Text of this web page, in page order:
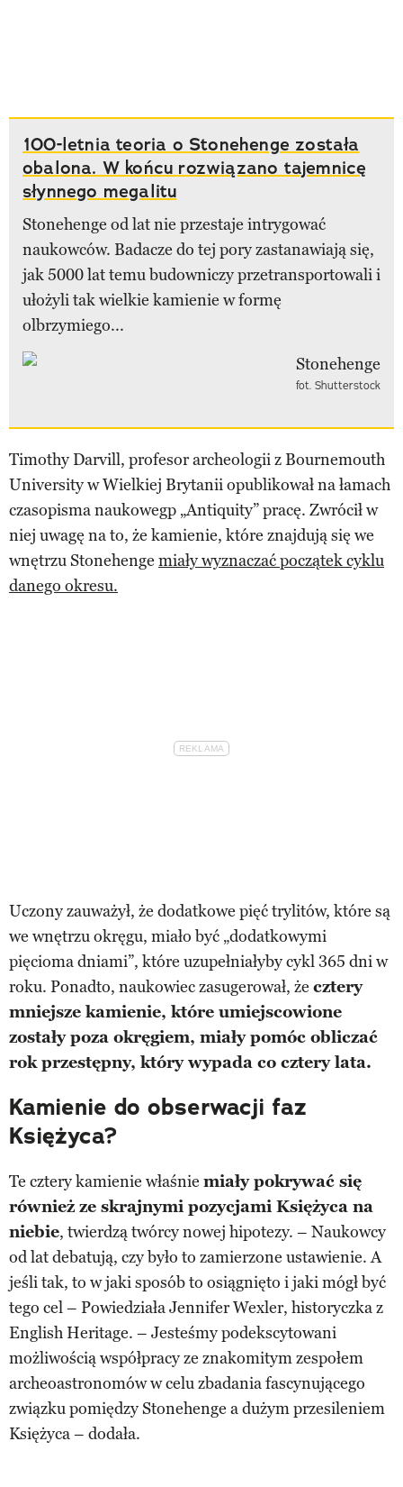
100-letnia teoria o Stonehenge została
obalona. W końcu rozwiązano tajemnicę
słynnego megalitu
Stonehenge od lat nie przestaje intrygować
naukowców. Badacze do tej pory zastanawiają się,
jak 5000 lat temu budowniczy przetransportowali i
ułożyli tak wielkie kamienie w formę
olbrzymiego...
fot. Shutterstock
Timothy Darvill, profesor archeologii z Bournemouth
University w Wielkiej Brytanii opublikował na łamach
czasopisma naukowegp „Antiquity” pracę. Zwrócił w
niej uwagę na to, że kamienie, które znajdują się we
wnętrzu Stonehenge miały wyznaczać początek cyklu
danego okresu.
Uczony zauważył, że dodatkowe pięć trylitów, które są
we wnętrzu okręgu, miało być „dodatkowymi
pięcioma dniami”, które uzupełniałyby cykl 365 dni w
roku. Ponadto, naukowiec zasugerował, że cztery
mniejsze kamienie, które umiejscowione
zostały poza okręgiem, miały pomóc obliczać
rok przestępny, który wypada co cztery lata.
Kamienie do obserwacji faz
Księżyca?
Te cztery kamienie właśnie miały pokrywać się
również ze skrajnymi pozycjami Księżyca na
niebie, twierdzą twórcy nowej hipotezy. – Naukowcy
od lat debatują, czy było to zamierzone ustawienie. A
jeśli tak, to w jaki sposób to osiągnięto i jaki mógł być
tego cel – Powiedziała Jennifer Wexler, historyczka z
English Heritage. – Jesteśmy podekscytowani
możliwością współpracy ze znakomitym zespołem
archeoastronomów w celu zbadania fascynującego
związku pomiędzy Stonehenge a dużym przesileniem
Księżyca – dodała.